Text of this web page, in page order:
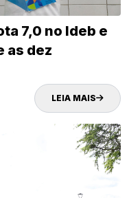
7,0 no Ideb e
as dez
LEIA MAIS